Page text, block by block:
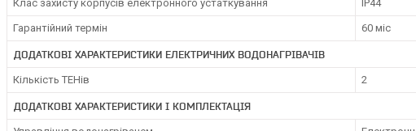
Клас захисту корпусів електронного устаткування IP44
Гарантійний термін 60 міс
ДОДАТКОВІ ХАРАКТЕРИСТИКИ ЕЛЕКТРИЧНИХ ВОДОНАГРІВАЧІВ
Кількість ТЕНів 2
ДОДАТКОВІ ХАРАКТЕРИСТИКИ І КОМПЛЕКТАЦІЯ